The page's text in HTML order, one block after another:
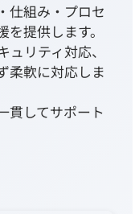
仕組み・プロセ
提供します。
リティ対応、
柔軟に対応しま
貫してサポート